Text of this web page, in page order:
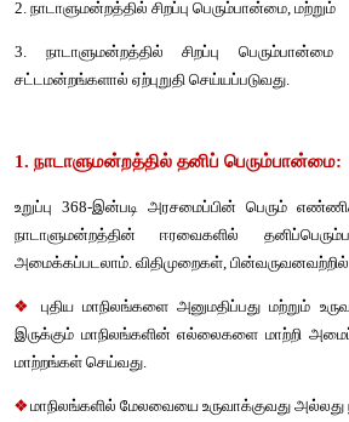
4. நாடாளுமன்றத்தின்
தேவைப்பட்ட இடங்களில் அந்தந்த
பிறகு அந்த முன்வரைவு
பரிசீலனை செய்யுமாறு
குடியரசுத்தலைவரால் செய்ய இயலாது.
பிறகு அது சட்டமாகிறது. (அதாவது
விதிமுறைகளின் அடிப்படையில் அந்த
திருத்தச்சட்டங்களின் வகைகள்